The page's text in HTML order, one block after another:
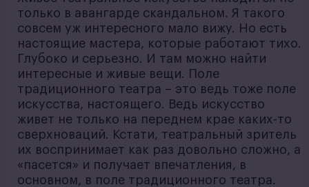
только в авангарде скандальном. Я такого
совсем уж интересного мало вижу. Но есть
настоящие мастера, которые работают тихо.
Глубоко и серьезно. И там можно найти
интересные и живые вещи. Поле
традиционного театра – это ведь тоже поле
искусства, настоящего. Ведь искусство
живет не только на переднем крае каких-то
сверхноваций. Кстати, театральный зритель
их воспринимает как раз довольно сложно, а
«пасется» и получает впечатления, в
основном, в поле традиционного театра.